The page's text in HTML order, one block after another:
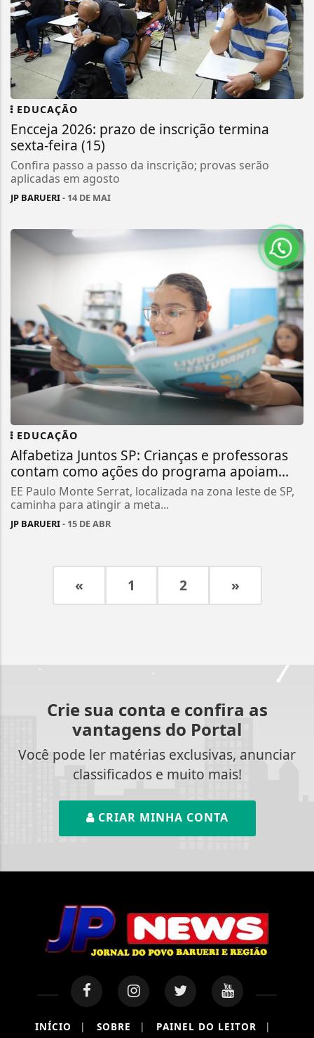
EDUCAÇÃO
Encceja 2026: prazo de inscrição termina
sexta-feira (15)
Confira passo a passo da inscrição; provas serão
aplicadas em agosto
JP BARUERI- 14 DE MAI
EDUCAÇÃO
Alfabetiza Juntos SP: Crianças e professoras
contam como ações do programa apoiam...
EE Paulo Monte Serrat, localizada na zona leste de SP,
caminha para atingir a meta...
JP BARUERI- 15 DE ABR
« 1 2 »
Crie sua conta e confira as
vantagens do Portal
Você pode ler matérias exclusivas, anunciar
classificados e muito mais!
CRIAR MINHA CONTA
INÍCIO | SOBRE | PAINEL DO LEITOR |